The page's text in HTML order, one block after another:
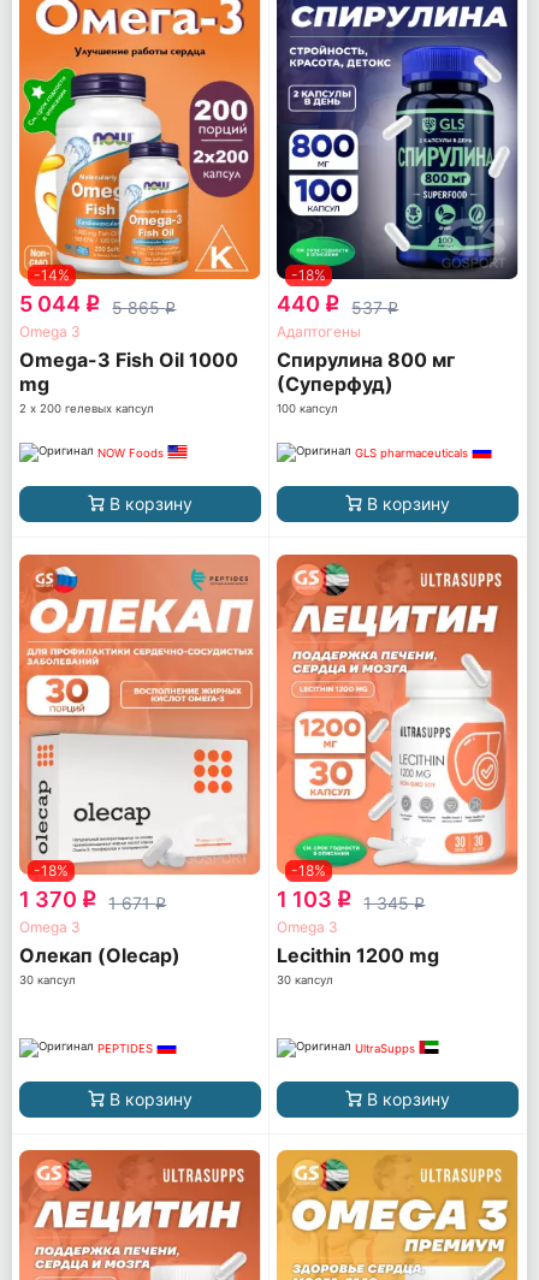
-14%
5 044 q 5 865q
Omega 3
Omega-3 Fish Oil 1000
mg
2 х 200 гелевых капсул
NOW Foods
В корзину
-18%
440 q 537q
Адаптогены
Спирулина 800 мг
(Суперфуд)
100 капсул
GLS pharmaceuticals
В корзину
-18%
1 370 q 1 671q
Omega 3
Олекап (Olecap)
30 капсул
PEPTIDES
В корзину
-18%
1 103 q 1 345q
Omega 3
Lecithin 1200 mg
30 капсул
UltraSupps
В корзину